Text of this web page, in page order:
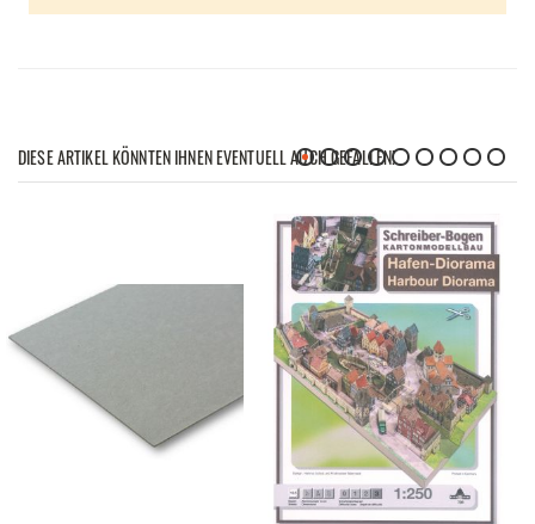
DIESE ARTIKEL KÖNNTEN IHNEN EVENTUELL AUCH GEFALLEN!